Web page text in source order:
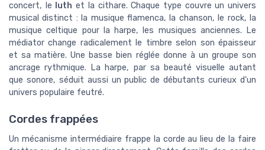
concert, le luth et la cithare. Chaque type couvre un univers
musical distinct : la musique flamenca, la chanson, le rock, la
musique celtique pour la harpe, les musiques anciennes. Le
médiator change radicalement le timbre selon son épaisseur
et sa matière. Une basse bien réglée donne à un groupe son
ancrage rythmique. La harpe, par sa beauté visuelle autant
que sonore, séduit aussi un public de débutants curieux d'un
univers populaire feutré.
Cordes frappées
Un mécanisme intermédiaire frappe la corde au lieu de la faire